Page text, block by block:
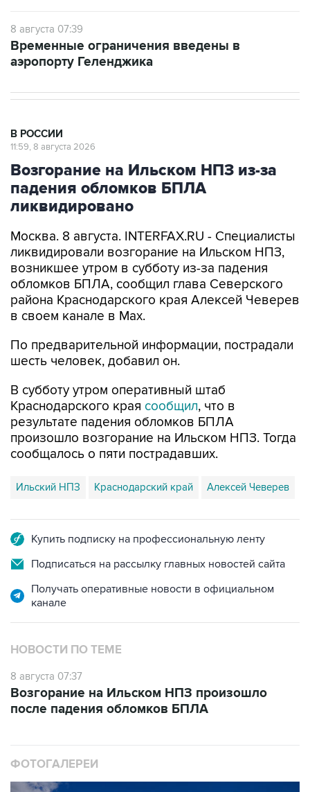
8 августа 07:39
Временные ограничения введены в
аэропорту Геленджика
В РОССИИ
11:59, 8 августа 2026
Возгорание на Ильском НПЗ из-за
падения обломков БПЛА
ликвидировано
Москва. 8 августа. INTERFAX.RU - Специалисты
ликвидировали возгорание на Ильском НПЗ,
возникшее утром в субботу из-за падения
обломков БПЛА, сообщил глава Северского
района Краснодарского края Алексей Чеверев
в своем канале в Max.
По предварительной информации, пострадали
шесть человек, добавил он.
В субботу утром оперативный штаб
Краснодарского края сообщил, что в
результате падения обломков БПЛА
произошло возгорание на Ильском НПЗ. Тогда
сообщалось о пяти пострадавших.
Ильский НПЗ Краснодарский край Алексей Чеверев
Купить подписку на профессиональную ленту
Подписаться на рассылку главных новостей сайта
Получать оперативные новости в официальном
канале
НОВОСТИ ПО ТЕМЕ
8 августа 07:37
Возгорание на Ильском НПЗ произошло
после падения обломков БПЛА
ФОТОГАЛЕРЕИ